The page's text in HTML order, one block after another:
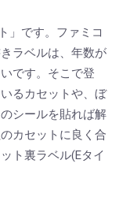
」です。ファミコ
ラベルは、年数が
です。そこで登
るカセットや、ぼ
シールを貼れば解
カセットに良く合
ト裏ラベル(Eタイ